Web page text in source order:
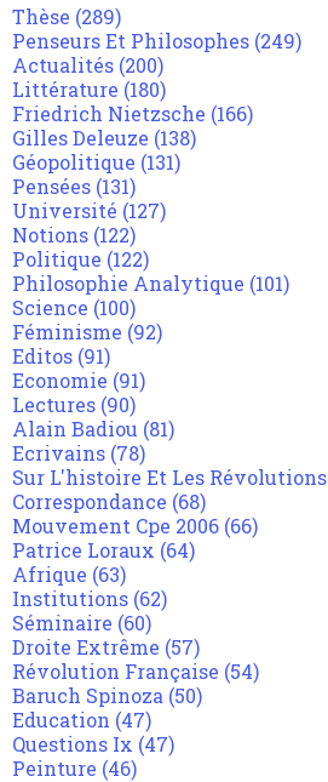
Thèse (289)
Penseurs Et Philosophes (249)
Actualités (200)
Littérature (180)
Friedrich Nietzsche (166)
Gilles Deleuze (138)
Géopolitique (131)
Pensées (131)
Université (127)
Notions (122)
Politique (122)
Philosophie Analytique (101)
Science (100)
Féminisme (92)
Editos (91)
Economie (91)
Lectures (90)
Alain Badiou (81)
Ecrivains (78)
Sur L'histoire Et Les Révolutions
Correspondance (68)
Mouvement Cpe 2006 (66)
Patrice Loraux (64)
Afrique (63)
Institutions (62)
Séminaire (60)
Droite Extrême (57)
Révolution Française (54)
Baruch Spinoza (50)
Education (47)
Questions Ix (47)
Peinture (46)